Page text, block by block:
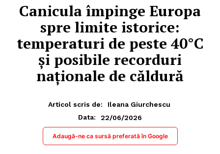
Canicula împinge Europa
spre limite istorice:
temperaturi de peste 40°C
și posibile recorduri
naționale de căldură
Articol scris de:
Ileana Giurchescu
Data:
22/06/2026
Adaugă-ne ca sursă preferată în Google